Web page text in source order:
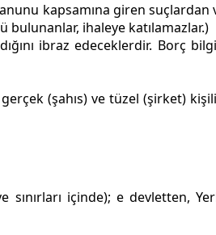
kapsamına giren
ihaleye katılamazlar.)
ibraz edeceklerdir. Borç
(şahıs) ve tüzel (şirket)
içinde); e devletten,